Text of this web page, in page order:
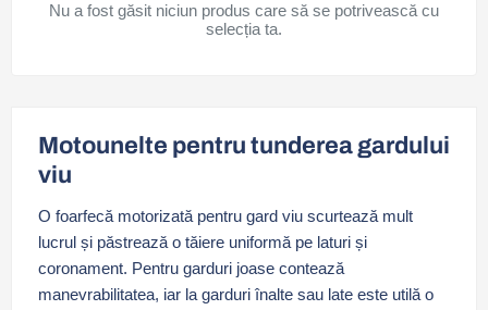
Nu a fost găsit niciun produs care să se potrivească cu
selecția ta.
Motounelte pentru tunderea gardului
viu
O foarfecă motorizată pentru gard viu scurtează mult
lucrul și păstrează o tăiere uniformă pe laturi și
coronament. Pentru garduri joase contează
manevrabilitatea, iar la garduri înalte sau late este utilă o